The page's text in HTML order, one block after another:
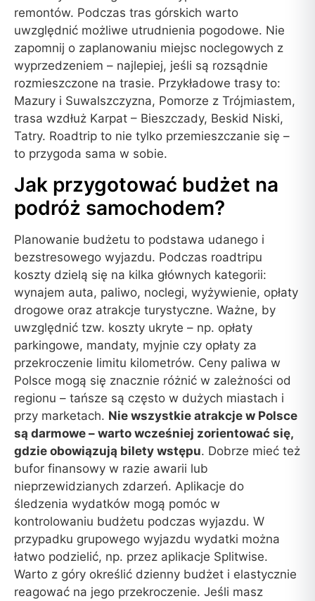
remontów. Podczas tras górskich warto
uwzględnić możliwe utrudnienia pogodowe. Nie
zapomnij o zaplanowaniu miejsc noclegowych z
wyprzedzeniem – najlepiej, jeśli są rozsądnie
rozmieszczone na trasie. Przykładowe trasy to:
Mazury i Suwalszczyzna, Pomorze z Trójmiastem,
trasa wzdłuż Karpat – Bieszczady, Beskid Niski,
Tatry. Roadtrip to nie tylko przemieszczanie się –
to przygoda sama w sobie.
Jak przygotować budżet na
podróż samochodem?
Planowanie budżetu to podstawa udanego i
bezstresowego wyjazdu. Podczas roadtripu
koszty dzielą się na kilka głównych kategorii:
wynajem auta, paliwo, noclegi, wyżywienie, opłaty
drogowe oraz atrakcje turystyczne. Ważne, by
uwzględnić tzw. koszty ukryte – np. opłaty
parkingowe, mandaty, myjnie czy opłaty za
przekroczenie limitu kilometrów. Ceny paliwa w
Polsce mogą się znacznie różnić w zależności od
regionu – tańsze są często w dużych miastach i
przy marketach. Nie wszystkie atrakcje w Polsce
są darmowe – warto wcześniej zorientować się,
gdzie obowiązują bilety wstępu. Dobrze mieć też
bufor finansowy w razie awarii lub
nieprzewidzianych zdarzeń. Aplikacje do
śledzenia wydatków mogą pomóc w
kontrolowaniu budżetu podczas wyjazdu. W
przypadku grupowego wyjazdu wydatki można
łatwo podzielić, np. przez aplikacje Splitwise.
Warto z góry określić dzienny budżet i elastycznie
reagować na jego przekroczenie. Jeśli masz